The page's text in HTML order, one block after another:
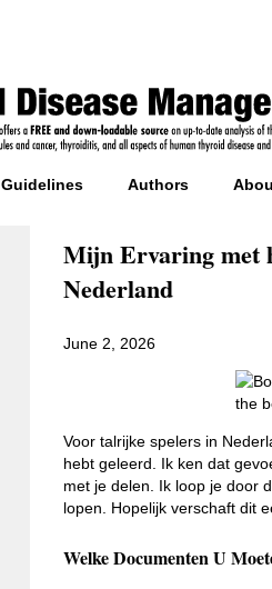
Guidelines Authors
Mijn Ervaring met
Nederland
June 2, 2026
Voor talrijke spelers in
hebt geleerd. Ik ken dat
met je delen. Ik loop je door
lopen. Hopelijk verschaft dit
Welke Documenten U